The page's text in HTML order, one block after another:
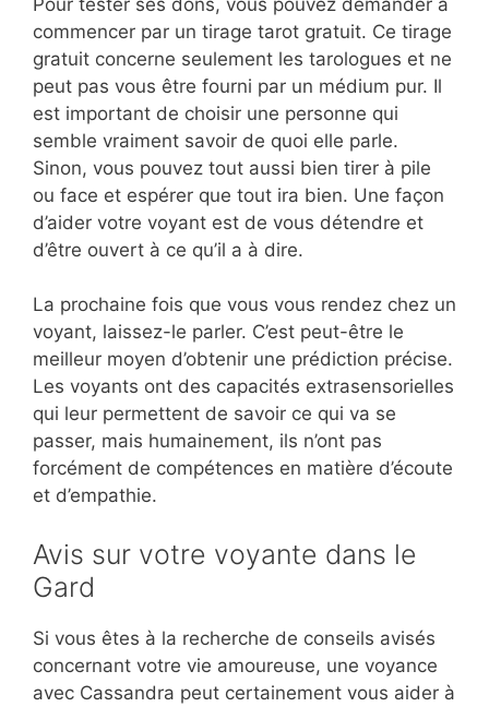
commencer par un tirage tarot gratuit. Ce tirage
gratuit concerne seulement les tarologues et ne
peut pas vous être fourni par un médium pur. Il
est important de choisir une personne qui
semble vraiment savoir de quoi elle parle.
Sinon, vous pouvez tout aussi bien tirer à pile
ou face et espérer que tout ira bien. Une façon
d’aider votre voyant est de vous détendre et
d’être ouvert à ce qu’il a à dire.
La prochaine fois que vous vous rendez chez un
voyant, laissez-le parler. C’est peut-être le
meilleur moyen d’obtenir une prédiction précise.
Les voyants ont des capacités extrasensorielles
qui leur permettent de savoir ce qui va se
passer, mais humainement, ils n’ont pas
forcément de compétences en matière d’écoute
et d’empathie.
Avis sur votre voyante dans le
Gard
Si vous êtes à la recherche de conseils avisés
concernant votre vie amoureuse, une voyance
avec Cassandra peut certainement vous aider à